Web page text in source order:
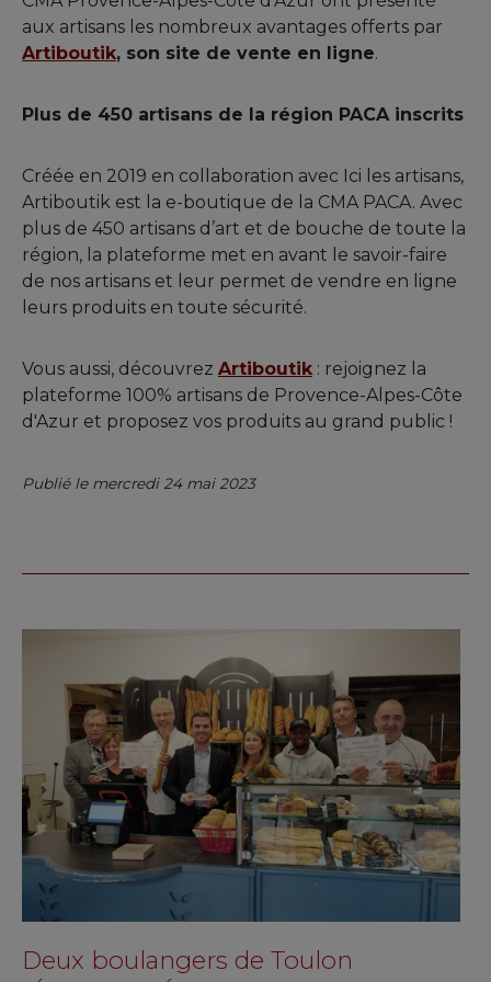
aux artisans les nombreux avantages offerts par
Artiboutik, son site de vente en ligne.
Plus de 450 artisans de la région PACA inscrits
Créée en 2019 en collaboration avec Ici les artisans,
Artiboutik est la e-boutique de la CMA PACA. Avec
plus de 450 artisans d’art et de bouche de toute la
région, la plateforme met en avant le savoir-faire
de nos artisans et leur permet de vendre en ligne
leurs produits en toute sécurité.
Vous aussi, découvrez Artiboutik : rejoignez la
plateforme 100% artisans de Provence-Alpes-Côte
d'Azur et proposez vos produits au grand public !
Publié le mercredi 24 mai 2023
Deux boulangers de Toulon